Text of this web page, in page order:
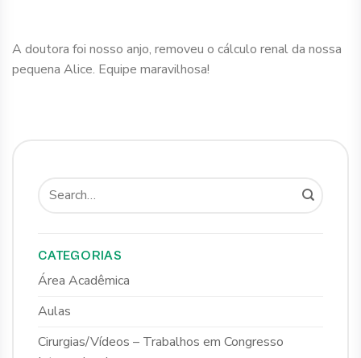
A doutora foi nosso anjo, removeu o cálculo renal da nossa
pequena Alice. Equipe maravilhosa!
CATEGORIAS
Área Acadêmica
Aulas
Cirurgias/Vídeos – Trabalhos em Congresso